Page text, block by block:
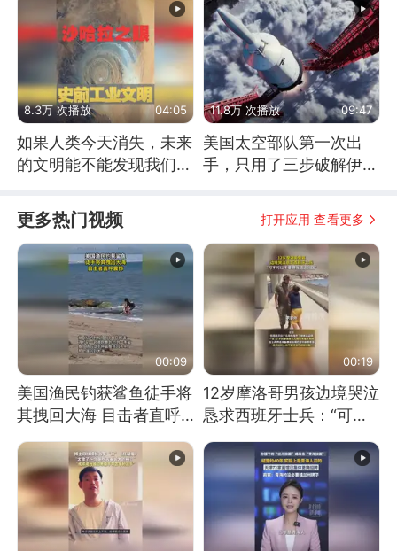
8.3万 次播放 04:05
如果人类今天消失，未来
的文明能不能发现我们存
11.8万 次播放 09:47
美国太空部队第一次出
手，只用了三步破解伊朗
更多热门视频 打开应用 查看更多
00:09
美国渔民钓获鲨鱼徒手将
其拽回大海 目击者直呼
消息）
00:19
12岁摩洛哥男孩边境哭泣
恳求西班牙士兵：“可不